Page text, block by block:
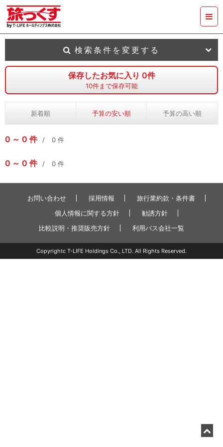
保存したお気に入り 0件
10件まで保存可能
新着順 予算の安い順 予算の高い順
0 0 件 0 件
0 0 件 0 件
検索条件を変更する
お問い合わせ 採用情報
旅行業約款・条件書
個人情報に関する方針
勧誘方針
比較説明・推奨販売方針
利用バス会社一覧
Copyrightc T-LIFE Holdings Co., LTD. All Rights Reserved.